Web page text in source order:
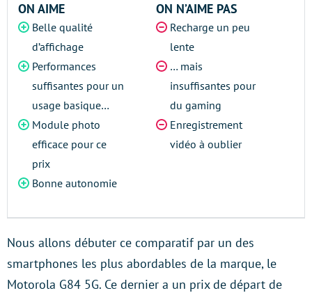
ON AIME
Belle qualité
d’affichage
Performances
suffisantes pour un
usage basique…
Module photo
efficace pour ce
prix
Bonne autonomie
ON N’AIME PAS
Recharge un peu
lente
… mais
insuffisantes pour
du gaming
Enregistrement
vidéo à oublier
Nous allons débuter ce comparatif par un des
smartphones les plus abordables de la marque, le
Motorola G84 5G. Ce dernier a un prix de départ de